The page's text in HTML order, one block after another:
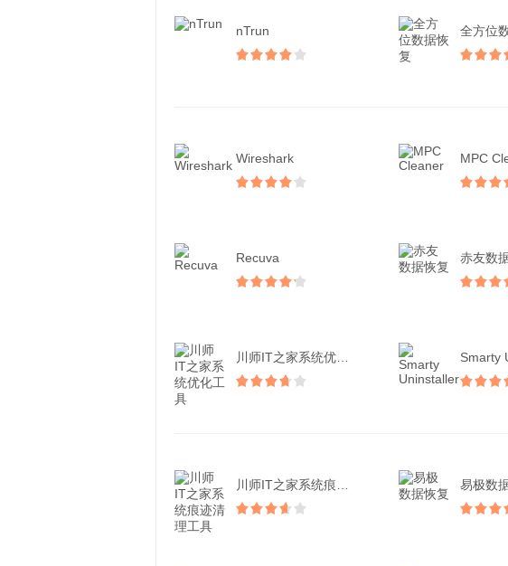
nTrun 全方位
Wireshark MPC
Recuva 赤友数
Smarty
易极数